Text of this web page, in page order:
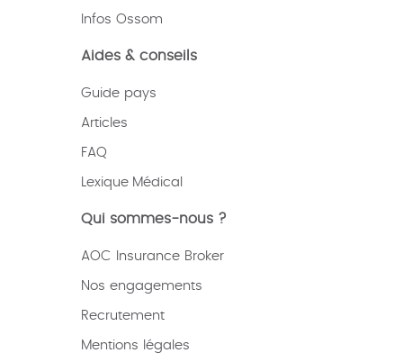
Infos Ossom
Aides & conseils
Guide pays
Articles
FAQ
Lexique Médical
Qui sommes-nous ?
AOC Insurance Broker
Nos engagements
Recrutement
Mentions légales